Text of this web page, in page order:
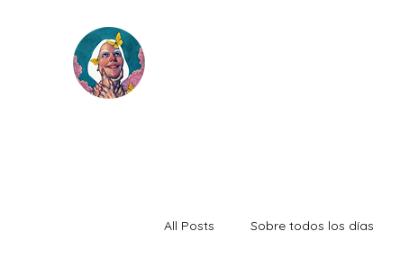
All Posts Sobre todos los días